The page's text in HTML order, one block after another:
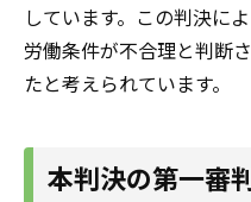
しています。この判決に
労働条件が不合理と判断
たと考えられています。
本判決の第一審